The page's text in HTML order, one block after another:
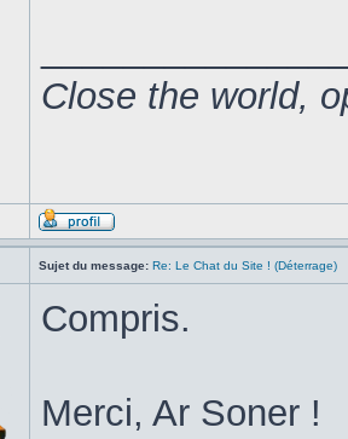
Close the world,
Sujet du message: Re: Le Chat du Site ! (Déterrage)
Compris.
Merci, Ar Soner !